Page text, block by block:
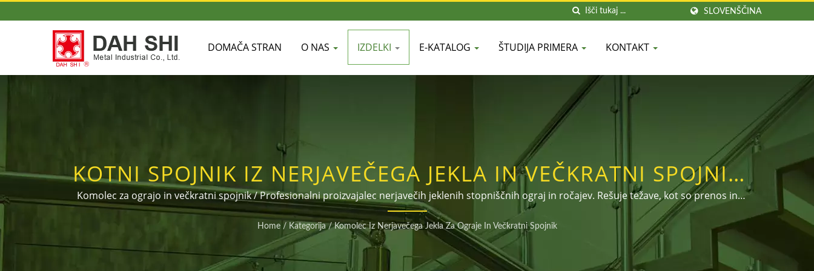
SLOVENŠČINA
DOMAČA STRAN O NAS IZDELKI E-KATALOG ŠTUDIJA PRIMERA KONTAKT
KOTNI SPOJNIK IZ NERJAVEČEGA JEKLA IN VEČKRATNI SPOJNIK
| PROIZVAJALEC STENSKEGA JEKLENEGA OGRAJNEGA DODATKA
ZA ROČAJE | DAH SHI
Komolec za ograjo in večkratni spojnik / Profesionalni proizvajalec nerjavečih jeklenih stopniščnih ograj in ročajev. Rešuje težave, kot so prenos in
pritrditev okroglih in kvadratnih cevi. Ima popoln nabor spojev in dodatkov različnih premerov in velikosti. Dobrodošli klic za povpraševanje ali
dodajanje uradnega računa LINE: @dahshi.
Home / Kategorija / Komolec Iz Nerjavečega Jekla Za Ograje In Večkratni Spojnik